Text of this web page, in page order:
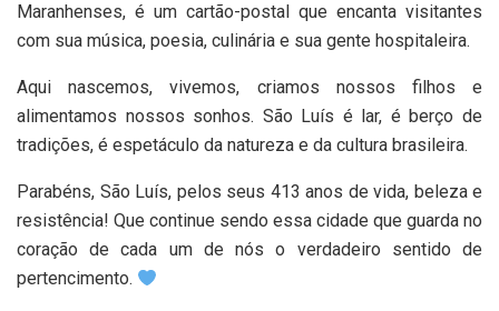
Maranhenses, é um cartão-postal que encanta visitantes
com sua música, poesia, culinária e sua gente hospitaleira.
Aqui nascemos, vivemos, criamos nossos filhos e
alimentamos nossos sonhos. São Luís é lar, é berço de
tradições, é espetáculo da natureza e da cultura brasileira.
Parabéns, São Luís, pelos seus 413 anos de vida, beleza e
resistência! Que continue sendo essa cidade que guarda no
coração de cada um de nós o verdadeiro sentido de
pertencimento.